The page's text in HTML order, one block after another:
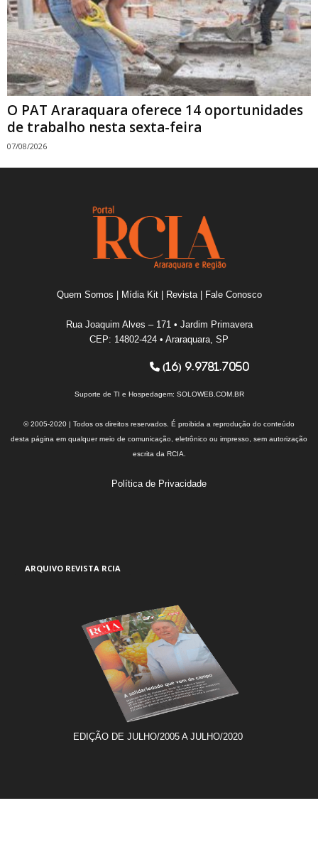
O PAT Araraquara oferece 14 oportunidades
de trabalho nesta sexta-feira
07/08/2026
Quem Somos Mídia Kit| Revista| Fale Conosco
Rua Joaquim Alves – 171 • Jardim Primavera
CEP: 14802-424 • Araraquara, SP
(16) 9.9781.7050
Suporte de TI e Hospedagem: SOLOWEB.COM.BR
© 2005-2020 | Todos os direitos reservados. É proibida a reprodução do conteúdo
desta página em qualquer meio de comunicação, eletrônico ou impresso, sem autorização
escrita da RCIA.
Política de Privacidade
ARQUIVO REVISTA RCIA
EDIÇÃO DE JULHO/2005 A JULHO/2020